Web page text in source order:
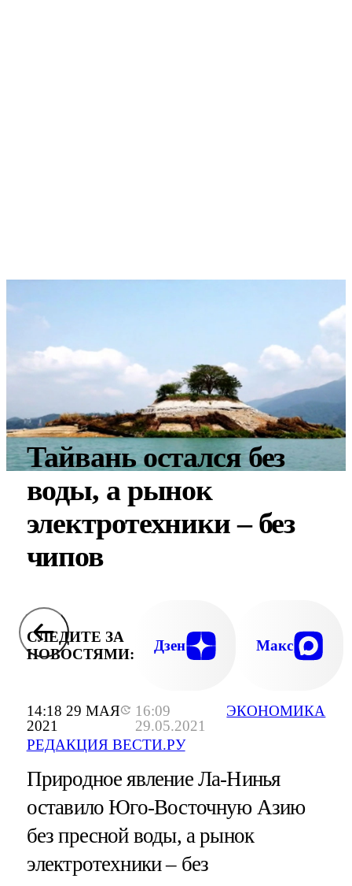
14:18 29 МАЯ
2021
16:09
29.05.2021
РЕДАКЦИЯ ВЕСТИ.РУ
ЭКОНОМИКА
Тайвань остался без
воды, а рынок
электротехники – без
чипов
СЛЕДИТЕ ЗА
НОВОСТЯМИ:
Дзен Макс
Природное явление Ла-Нинья
оставило Юго-Восточную Азию
без пресной воды, а рынок
электротехники – без